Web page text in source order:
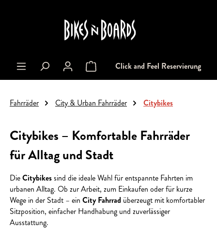
Warenkorb enthält 0 Positionen. Der
Click and Feel Reservierung
Fahrräder City & Urban Fahrräder Citybikes
Citybikes – Komfortable Fahrräder
für Alltag und Stadt
DieCitybikessind die ideale Wahl für entspannte Fahrten im
urbanen Alltag. Ob zur Arbeit, zum Einkaufen oder für kurze
Wege in der Stadt – ein City Fahrrad überzeugt mit komfortabler
Sitzposition, einfacher Handhabung und zuverlässiger
Ausstattung.